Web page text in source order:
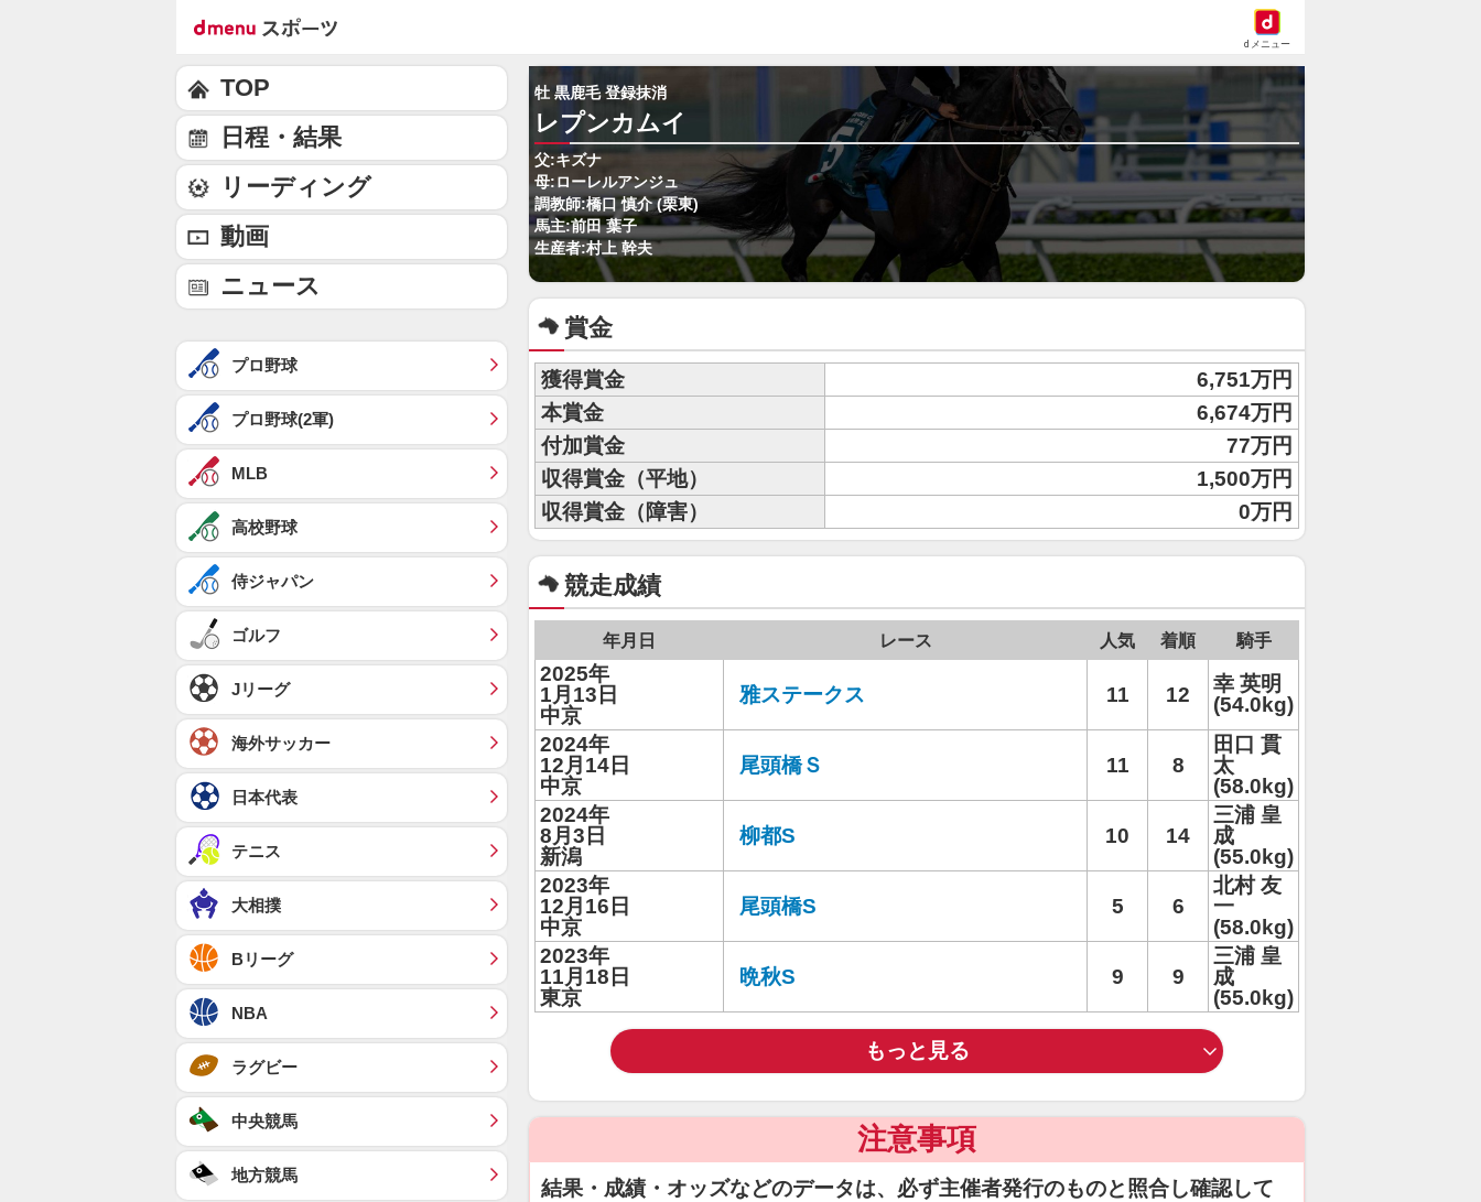
dメニュー
牡 黒鹿毛 登録抹消
レプンカムイ
父:キズナ
母:ローレルアンジュ
調教師:橋口 慎介 (栗東)
馬主:前田 葉子
生産者:村上 幹夫
賞金
獲得賞金
6,751万円
本賞金
6,674万円
付加賞金
77万円
収得賞金（平地）
1,500万円
収得賞金（障害）
0万円
競走成績
年月日 レース 人気 着順 騎手
2025年
1月13日
中京
雅ステークス 11 12
幸 英明
(54.0kg)
2024年
12月14日
中京
尾頭橋Ｓ 11 8
田口 貫
太
(58.0kg)
2024年
8月3日
新潟
柳都S 10 14
三浦 皇
成
(55.0kg)
2023年
12月16日
中京
尾頭橋S 5 6
北村 友
一
(58.0kg)
2023年
11月18日
東京
晩秋S 9 9
三浦 皇
成
(55.0kg)
もっと見る
注意事項
結果・成績・オッズなどのデータは、必ず主催者発行のものと照合し確認して
TOP
日程・結果
リーディング
動画
ニュース
プロ野球
プロ野球(2軍)
MLB
高校野球
侍ジャパン
ゴルフ
Jリーグ
海外サッカー
日本代表
テニス
大相撲
Bリーグ
NBA
ラグビー
中央競馬
地方競馬